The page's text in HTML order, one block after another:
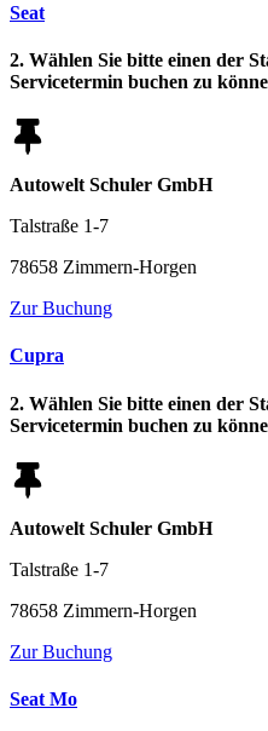
Seat
2. Wählen Sie bitte einen der
Servicetermin buchen zu
Autowelt Schuler GmbH
Talstraße 1-7
78658 Zimmern-Horgen
Zur Buchung
Cupra
2. Wählen Sie bitte einen der
Servicetermin buchen zu
Autowelt Schuler GmbH
Talstraße 1-7
78658 Zimmern-Horgen
Zur Buchung
Seat Mo